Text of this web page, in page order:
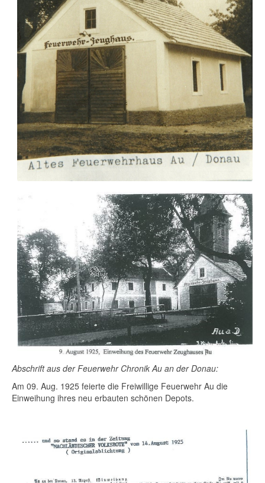
Abschrift aus der Feuerwehr Chronik Au an der Donau:
Am 09. Aug. 1925 feierte die Freiwillige Feuerwehr Au die
Einweihung ihres neu erbauten schönen Depots.